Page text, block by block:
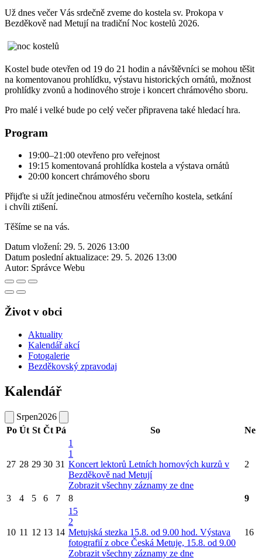
Už dnes večer Vás srdečně zveme do kostela sv. Prokopa v
Bezděkově nad Metují na tradiční Noc kostelů 2026.
Kostel bude otevřen od 19 do 21 hodin a návštěvníci se mohou těšit
na komentovanou prohlídku, výstavu historických ornátů, možnost
prohlídky zvonů a hodinového stroje i koncert chrámového sboru.
Pro malé i velké bude po celý večer připravena také hledací hra.
Program
19:00–21:00 otevřeno pro veřejnost
19:15 komentovaná prohlídka kostela a výstava ornátů
20:00 koncert chrámového sboru
Přijďte si užít jedinečnou atmosféru večerního kostela, setkání
i chvíli ztišení.
Těšíme se na vás.
Datum vložení: 29. 5. 2026 13:00
Datum poslední aktualizace: 29. 5. 2026 13:00
Autor: Správce Webu
Život v obci
Aktuality
Kalendář akcí
Fotogalerie
Bezděkovský zpravodaj
Kalendář
Srpen2026
Po Út St Čt Pá So Ne
27 28 29 30 31
1
1
Koncert lektorů Letních hornových kurzů v
Bezděkově nad Metují
Zobrazit všechny záznamy ze dne
2
3 4 5 6 7 8 9
10 11 12 13 14
15
2
Metujská stezka 15.8. od 9.00 hod. Výstava
fotografií z obce Česká Metuje, 15.8. od 9.00
Zobrazit všechny záznamy ze dne
16